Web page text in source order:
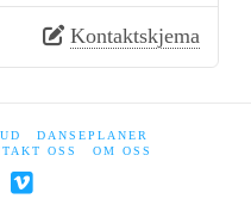
Kontaktskjema
DANSEPLANER
OSS OM OSS